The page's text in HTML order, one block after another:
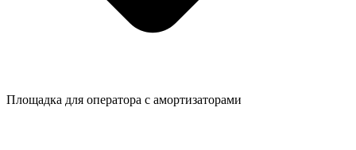
Площадка для оператора с амортизаторами